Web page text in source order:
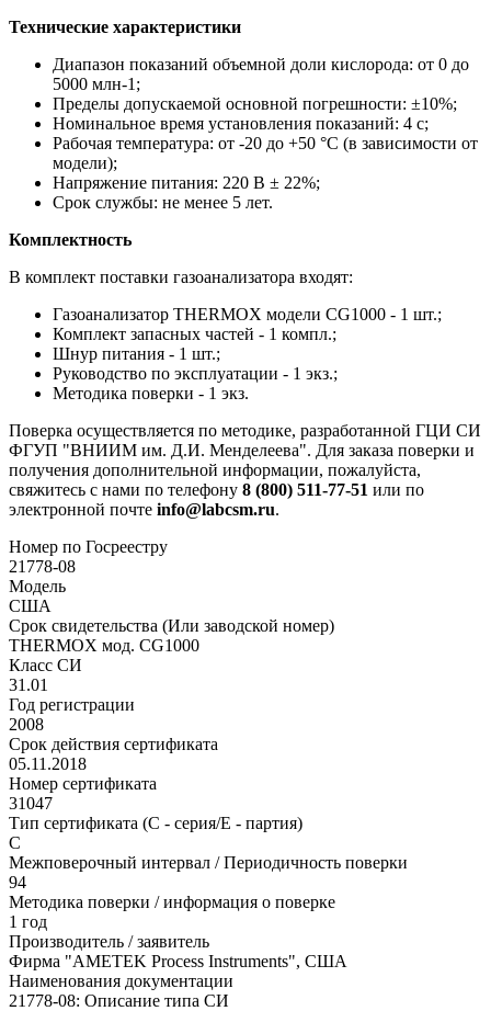
Технические характеристики
Диапазон показаний объемной доли кислорода: от 0 до
5000 млн-1;
Пределы допускаемой основной погрешности: ±10%;
Номинальное время установления показаний: 4 с;
Рабочая температура: от -20 до +50 °C (в зависимости от
модели);
Напряжение питания: 220 В ± 22%;
Срок службы: не менее 5 лет.
Комплектность
В комплект поставки газоанализатора входят:
Газоанализатор THERMOX модели CG1000 - 1 шт.;
Комплект запасных частей - 1 компл.;
Шнур питания - 1 шт.;
Руководство по эксплуатации - 1 экз.;
Методика поверки - 1 экз.
Поверка осуществляется по методике, разработанной ГЦИ СИ
ФГУП "ВНИИМ им. Д.И. Менделеева". Для заказа поверки и
получения дополнительной информации, пожалуйста,
свяжитесь с нами по телефону 8 (800) 511-77-51 или по
электронной почте info@labcsm.ru.
Номер по Госреестру
21778-08
Модель
США
Срок свидетельства (Или заводской номер)
THERMOX мод. CG1000
Класс СИ
31.01
Год регистрации
2008
Срок действия сертификата
05.11.2018
Номер сертификата
31047
Тип сертификата (C - серия/E - партия)
С
Межповерочный интервал / Периодичность поверки
94
Методика поверки / информация о поверке
1 год
Производитель / заявитель
Фирма "AMETEK Process Instruments", США
Наименования документации
21778-08: Описание типа СИ